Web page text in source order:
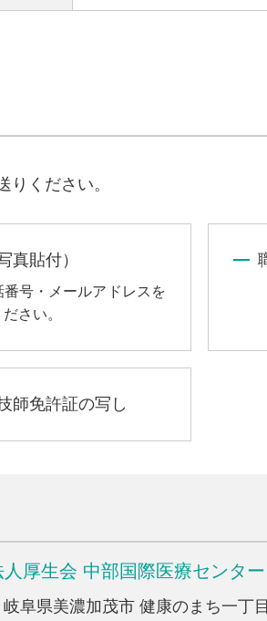
りください。
真貼付）
番号・メールアドレスを
さい。
師免許証の写し
厚生会 中部国際医療センタ
岐阜県美濃加茂市 健康のまち一丁